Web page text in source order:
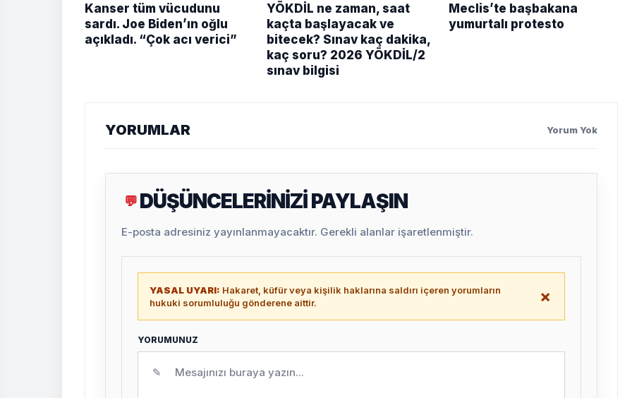
Kanser tüm vücudunu
sardı. Joe Biden’ın oğlu
açıkladı. “Çok acı verici”
YÖKDİL ne zaman, saat
kaçta başlayacak ve
bitecek? Sınav kaç dakika,
kaç soru? 2026 YÖKDİL/2
sınav bilgisi
Meclis’te başbakana
yumurtalı protesto
YORUMLAR Yorum Yok
💬 DÜŞÜNCELERİNİZİ PAYLAŞIN
E-posta adresiniz yayınlanmayacaktır. Gerekli alanlar işaretlenmiştir.
YASAL UYARI: Hakaret, küfür veya kişilik haklarına saldırı içeren yorumların
hukuki sorumluluğu gönderene aittir.
×
YORUMUNUZ
✎